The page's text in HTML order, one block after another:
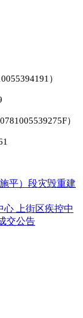
）
）
平）段灾毁重建
心 上街区疾控中
交公告